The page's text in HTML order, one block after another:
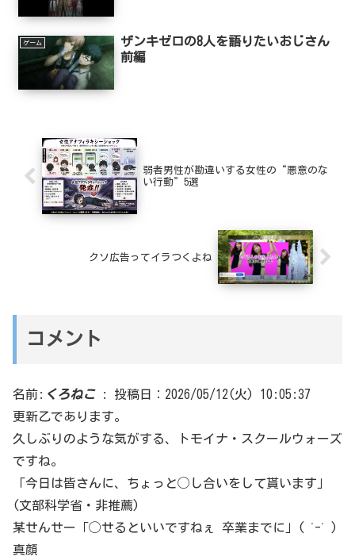
ゲーム
ザンキゼロの8人を語りたいおじさん
前編
弱者男性が勘違いする女性の“悪意のな
い行動”5選
クソ広告ってイラつくよね
コメント
名前: くろねこ:
投稿日：2026/05/12(火) 10:05:37
更新乙であります。
久しぶりのような気がする、トモイナ・スクールウォーズ
ですね。
「今日は皆さんに、ちょっと◯し合いをして貰います」
(文部科学省・非推薦)
某せんせー「◯せるといいですねぇ 卒業までに」( ˙-˙ )
真顔